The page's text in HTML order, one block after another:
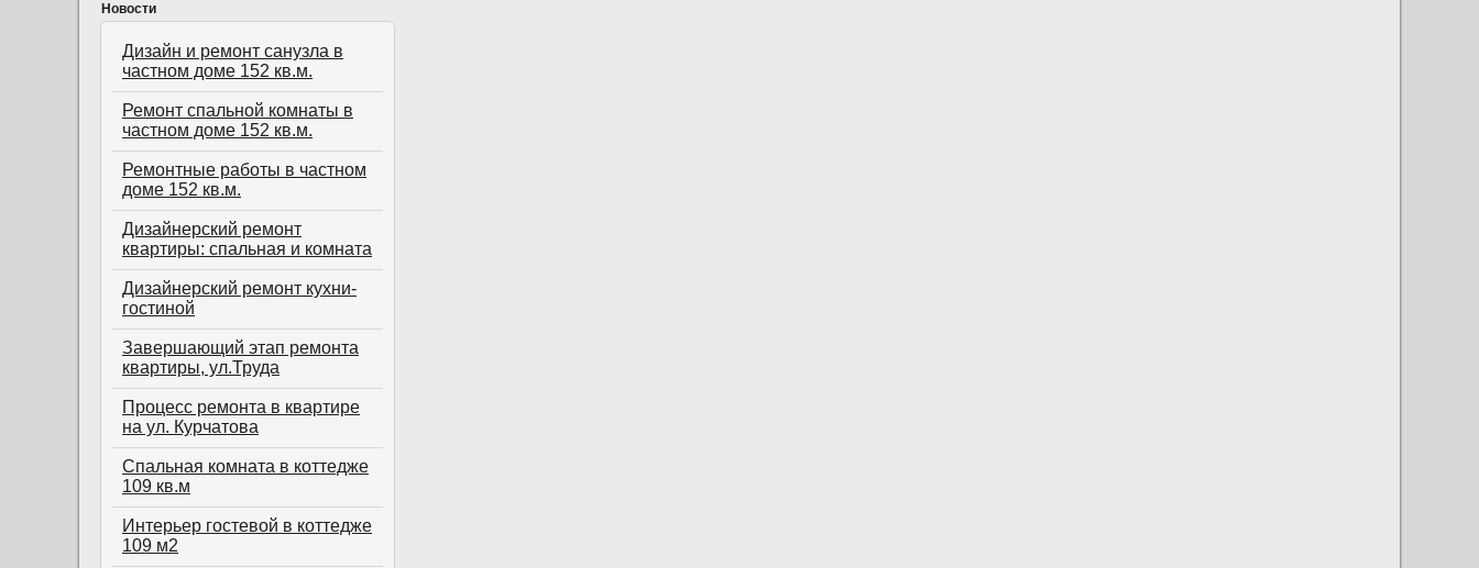
Новости
Дизайн и ремонт санузла в
частном доме 152 кв.м.
Ремонт спальной комнаты в
частном доме 152 кв.м.
Ремонтные работы в частном
доме 152 кв.м.
Дизайнерский ремонт
квартиры: спальная и комната
Дизайнерский ремонт кухни-
гостиной
Завершающий этап ремонта
квартиры, ул.Труда
Процесс ремонта в квартире
на ул. Курчатова
Спальная комната в коттедже
109 кв.м
Интерьер гостевой в коттедже
109 м2